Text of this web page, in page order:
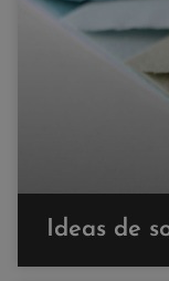
Ideas de